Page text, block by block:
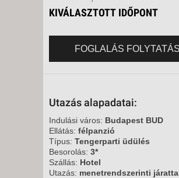
KIVÁLASZTOTT IDŐPONT
FOGLALÁS
Utazás alapadatai:
Indulási város: Budapest BUD
Ellátás: félpanzió
Típus: Tengerparti üdülés
Besorolás: 3*
Szállás: Hotel
Utazás: menetrendszerinti